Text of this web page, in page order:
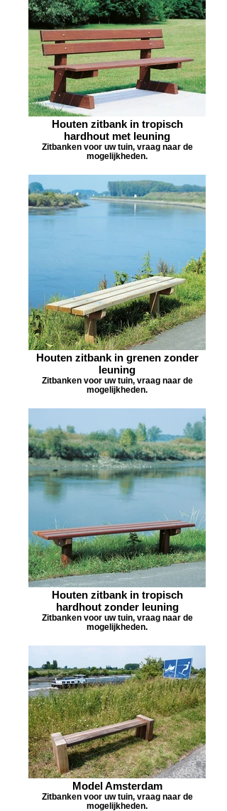
Houten zitbank in tropisch
hardhout met leuning
Zitbanken voor uw tuin, vraag naar de
mogelijkheden.
Houten zitbank in grenen zonder
leuning
Zitbanken voor uw tuin, vraag naar de
mogelijkheden.
Houten zitbank in tropisch
hardhout zonder leuning
Zitbanken voor uw tuin, vraag naar de
mogelijkheden.
Model Amsterdam
Zitbanken voor uw tuin, vraag naar de
mogelijkheden.